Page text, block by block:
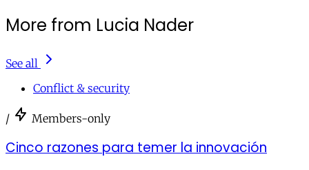
More from Lucia Nader
See all
Conflict & security
/ Members-only
Cinco razones para temer la innovación